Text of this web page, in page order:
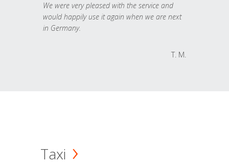
We were very pleased with the service and
would happily use it again when we are next
in Germany.
T. M.
Taxi